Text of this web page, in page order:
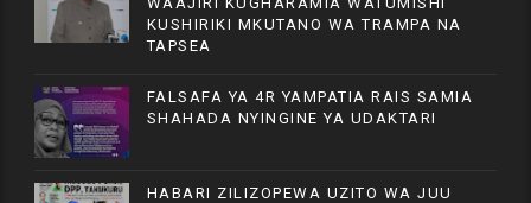
KUSHIRIKI MKUTANO WA TRAMPA NA
TAPSEA
FALSAFA YA 4R YAMPATIA RAIS SAMIA
SHAHADA NYINGINE YA UDAKTARI
HABARI ZILIZOPEWA UZITO WA JUU